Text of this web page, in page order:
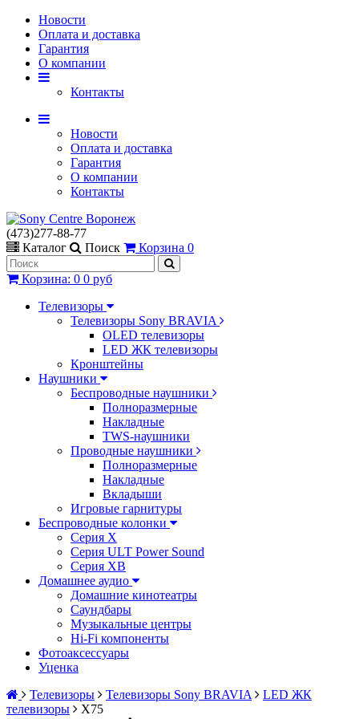
Новости
Оплата и доставка
Гарантия
О компании
Контакты
Новости
Оплата и доставка
Гарантия
О компании
Контакты
(473)277-88-77
Каталог
Поиск Корзина 0
Корзина: 0 0 руб
Телевизоры
Телевизоры Sony BRAVIA
OLED телевизоры
LED ЖК телевизоры
Кронштейны
Наушники
Беспроводные наушники
Полноразмерные
Накладные
TWS-наушники
Проводные наушники
Полноразмерные
Накладные
Вкладыши
Игровые гарнитуры
Беспроводные колонки
Серия X
Серия ULT Power Sound
Серия XB
Домашнее аудио
Домашние кинотеатры
Саундбары
Музыкальные центры
Hi-Fi компоненты
Фотоаксессуары
Уценка
Телевизоры
Телевизоры Sony BRAVIA
LED ЖК
телевизоры
X75